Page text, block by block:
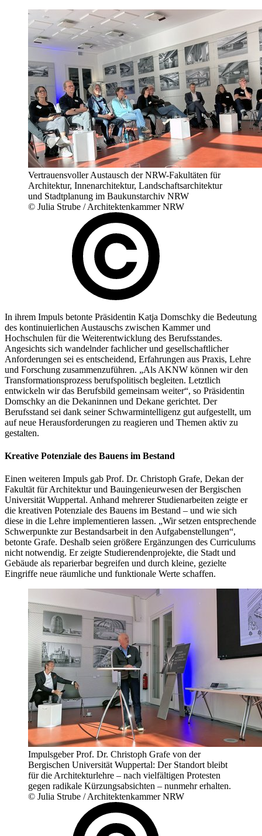
Vertrauensvoller Austausch der NRW-Fakultäten für
Architektur, Innenarchitektur, Landschaftsarchitektur
und Stadtplanung im Baukunstarchiv NRW
© Julia Strube / Architektenkammer NRW
In ihrem Impuls betonte Präsidentin Katja Domschky die Bedeutung
des kontinuierlichen Austauschs zwischen Kammer und
Hochschulen für die Weiterentwicklung des Berufsstandes.
Angesichts sich wandelnder fachlicher und gesellschaftlicher
Anforderungen sei es entscheidend, Erfahrungen aus Praxis, Lehre
und Forschung zusammenzuführen. „Als AKNW können wir den
Transformationsprozess berufspolitisch begleiten. Letztlich
entwickeln wir das Berufsbild gemeinsam weiter“, so Präsidentin
Domschky an die Dekaninnen und Dekane gerichtet. Der
Berufsstand sei dank seiner Schwarmintelligenz gut aufgestellt, um
auf neue Herausforderungen zu reagieren und Themen aktiv zu
gestalten.
Kreative Potenziale des Bauens im Bestand
Einen weiteren Impuls gab Prof. Dr. Christoph Grafe, Dekan der
Fakultät für Architektur und Bauingenieurwesen der Bergischen
Universität Wuppertal. Anhand mehrerer Studienarbeiten zeigte er
die kreativen Potenziale des Bauens im Bestand – und wie sich
diese in die Lehre implementieren lassen. „Wir setzen entsprechende
Schwerpunkte zur Bestandsarbeit in den Aufgabenstellungen“,
betonte Grafe. Deshalb seien größere Ergänzungen des Curriculums
nicht notwendig. Er zeigte Studierendenprojekte, die Stadt und
Gebäude als reparierbar begreifen und durch kleine, gezielte
Eingriffe neue räumliche und funktionale Werte schaffen.
Impulsgeber Prof. Dr. Christoph Grafe von der
Bergischen Universität Wuppertal: Der Standort bleibt
für die Architekturlehre – nach vielfältigen Protesten
gegen radikale Kürzungsabsichten – nunmehr erhalten.
© Julia Strube / Architektenkammer NRW